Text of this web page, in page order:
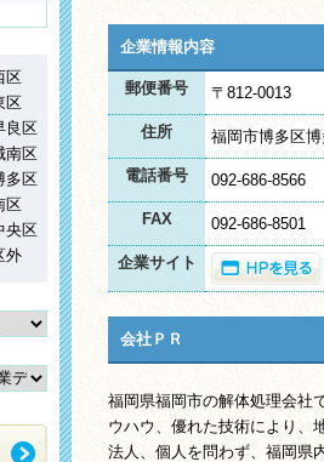
区
区
良区
南区
多区
区
央区
外
企業情報内容
郵便番号 〒812-0013
住所 福岡市博多区
電話番号 092-686-8566
FAX 092-686-8501
企業サイト
会社ＰＲ
福岡県福岡市の解体処理会社
ウハウ、優れた技術により、
法人、個人を問わず、福岡県